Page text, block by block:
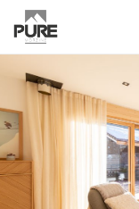
APPARTEMENTS
CHALETS